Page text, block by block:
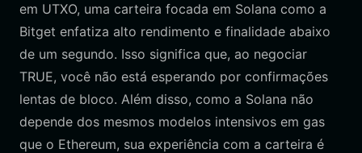
em UTXO, uma carteira focada em Solana como a
Bitget enfatiza alto rendimento e finalidade abaixo
de um segundo. Isso significa que, ao negociar
TRUE, você não está esperando por confirmações
lentas de bloco. Além disso, como a Solana não
depende dos mesmos modelos intensivos em gas
que o Ethereum, sua experiência com a carteira é